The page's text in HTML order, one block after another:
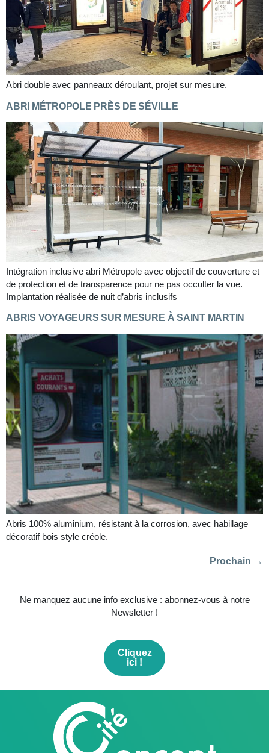
Abri double avec panneaux déroulant, projet sur mesure.
ABRI MÉTROPOLE PRÈS DE SÉVILLE
Intégration inclusive abri Métropole avec objectif de couverture et
de protection et de transparence pour ne pas occulter la vue.
Implantation réalisée de nuit d’abris inclusifs
ABRIS VOYAGEURS SUR MESURE À SAINT MARTIN
Abris 100% aluminium, résistant à la corrosion, avec habillage
décoratif bois style créole.
Prochain →
Ne manquez aucune info exclusive : abonnez-vous à notre
Newsletter !
Cliquez
ici !